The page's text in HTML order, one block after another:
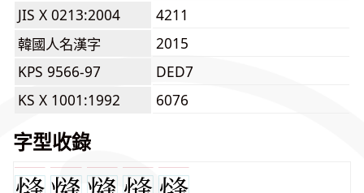
JIS X 0213:2004
4211
韓國人名漢字
2015
KPS 9566-97
DED7
KS X 1001:1992
6076
字型收錄